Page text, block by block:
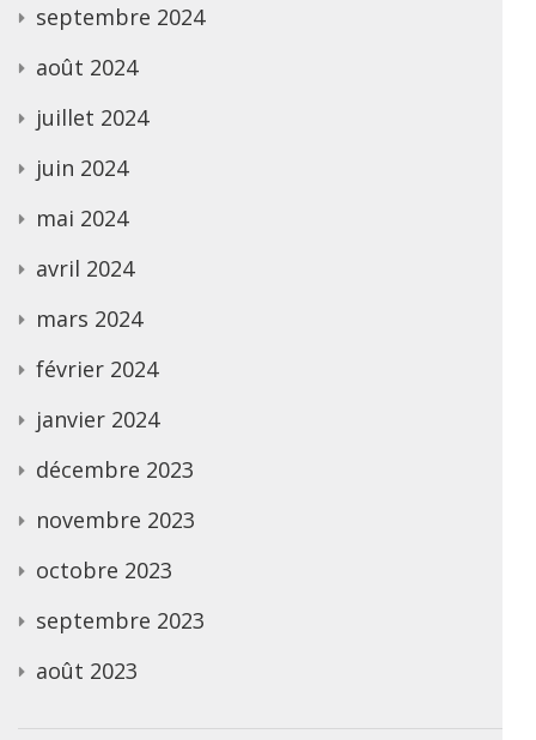
septembre 2024
août 2024
juillet 2024
juin 2024
mai 2024
avril 2024
mars 2024
février 2024
janvier 2024
décembre 2023
novembre 2023
octobre 2023
septembre 2023
août 2023